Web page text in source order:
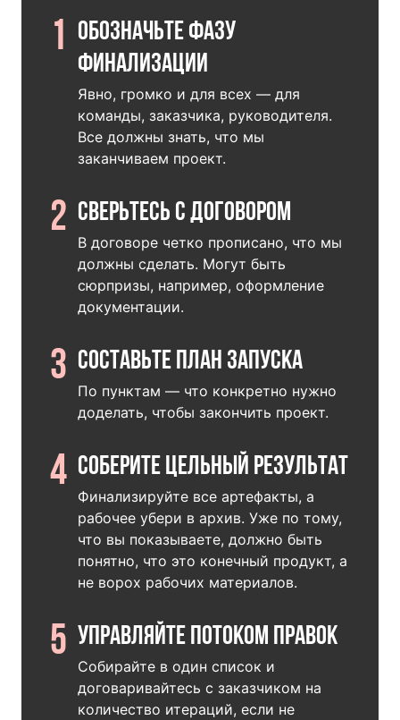
1 Обозначьте фазу
финализации
Явно, громко и для всех — для
команды, заказчика, руководителя.
Все должны знать, что мы
заканчиваем проект.
2 Сверьтесь с договором
В договоре четко прописано, что мы
должны сделать. Могут быть
сюрпризы, например, оформление
документации.
3 Составьте план запуска
По пунктам — что конкретно нужно
доделать, чтобы закончить проект.
4 Соберите цельный результат
Финализируйте все артефакты, а
рабочее убери в архив. Уже по тому,
что вы показываете, должно быть
понятно, что это конечный продукт, а
не ворох рабочих материалов.
5 Управляйте потоком правок
Собирайте в один список и
договаривайтесь с заказчиком на
количество итераций, если не